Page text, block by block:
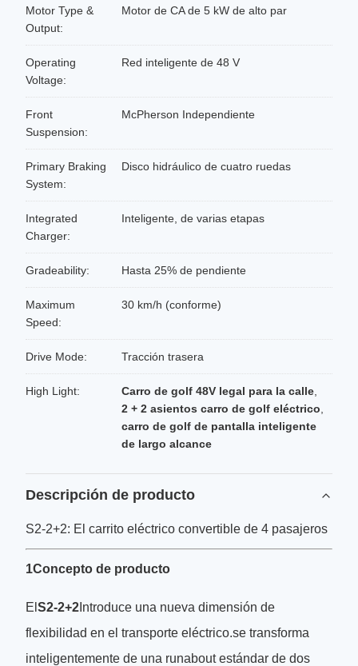
Motor Type &
Output:
Motor de CA de 5 kW de alto par
Operating
Voltage:
Red inteligente de 48 V
Front
Suspension:
McPherson Independiente
Primary Braking
System:
Disco hidráulico de cuatro ruedas
Integrated
Charger:
Inteligente, de varias etapas
Gradeability: Hasta 25% de pendiente
Maximum
Speed:
30 km/h (conforme)
Drive Mode: Tracción trasera
High Light: Carro de golf 48V legal para la calle
2 + 2 asientos carro de golf eléctrico
carro de golf de pantalla inteligente
de largo alcance
Descripción de producto
S2-2+2: El carrito eléctrico convertible de 4 pasajeros
1Concepto de producto
El S2-2+2 Introduce una nueva dimensión de
flexibilidad en el transporte eléctrico.se transforma
inteligentemente de una runabout estándar de dos